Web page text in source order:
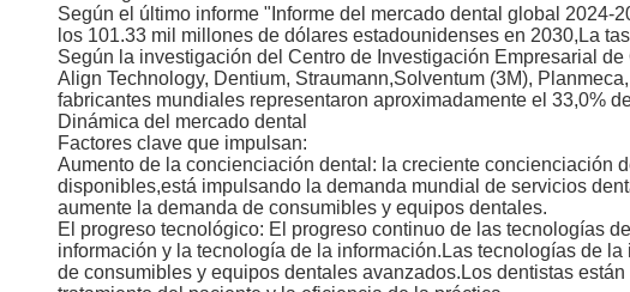
Según el último informe "Informe del mercado dental global
los 101.33 mil millones de dólares estadounidenses en 2030,La
Según la investigación del Centro de Investigación Empresarial
Align Technology, Dentium, Straumann,Solventum (3M),
fabricantes mundiales representaron aproximadamente el 33,0%
Dinámica del mercado dental
Factores clave que impulsan:
Aumento de la concienciación dental: la creciente concienciación
disponibles,está impulsando la demanda mundial de servicios
aumente la demanda de consumibles y equipos dentales.
El progreso tecnológico: El progreso continuo de las tecnologías
información y la tecnología de la información.Las tecnologías de
de consumibles y equipos dentales avanzados.Los dentistas